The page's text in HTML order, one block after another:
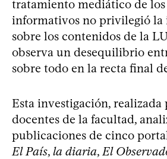
tratamiento mediático de
informativos no privilegió la
sobre los contenidos de la
observa un desequilibrio
sobre todo en la recta final
Esta investigación, realizada
docentes de la facultad,
publicaciones de cinco
El País, la diaria, El